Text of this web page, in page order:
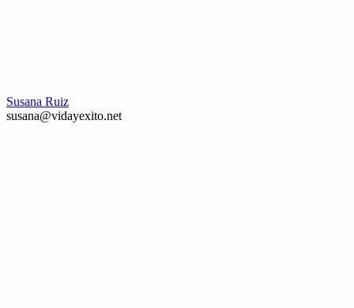
Susana Ruiz
susana@vidayexito.net